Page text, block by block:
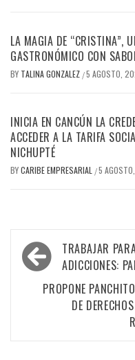
LA MAGIA DE “CRISTINA”,
GASTRONÓMICO CON
BY TALINA GONZALEZ /5 AGOSTO,
INICIA EN CANCÚN LA
ACCEDER A LA TARIFA
NICHUPTÉ
BYCARIBE EMPRESARIAL /5
Navegación
de
entradas
TRABAJAR
ADICCIONES:
PROPONE
DE